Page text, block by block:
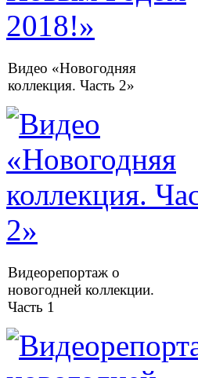
Видео «Новогодняя
коллекция. Часть 2»
Видеорепортаж о
новогодней коллекции.
Часть 1